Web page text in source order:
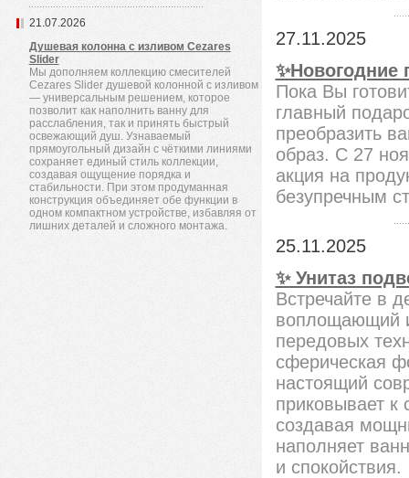
21.07.2026
Душевая колонна с изливом Cezares
Slider
Мы дополняем коллекцию смесителей
Cezares Slider душевой колонной с изливом
— универсальным решением, которое
позволит как наполнить ванну для
расслабления, так и принять быстрый
освежающий душ. Узнаваемый
прямоугольный дизайн с чёткими линиями
сохраняет единый стиль коллекции,
создавая ощущение порядка и
стабильности. При этом продуманная
конструкция объединяет обе функции в
одном компактном устройстве, избавляя от
лишних деталей и сложного монтажа.
27.11.2025
✨Новогодние
Пока Вы
главный
преобразить
образ. С 27
акция на
безупречным
25.11.2025
✨ Унитаз
Встречайте в
воплощающий
передовых
сферическая
настоящий
приковывает к
создавая
наполняет
и спокойствия.